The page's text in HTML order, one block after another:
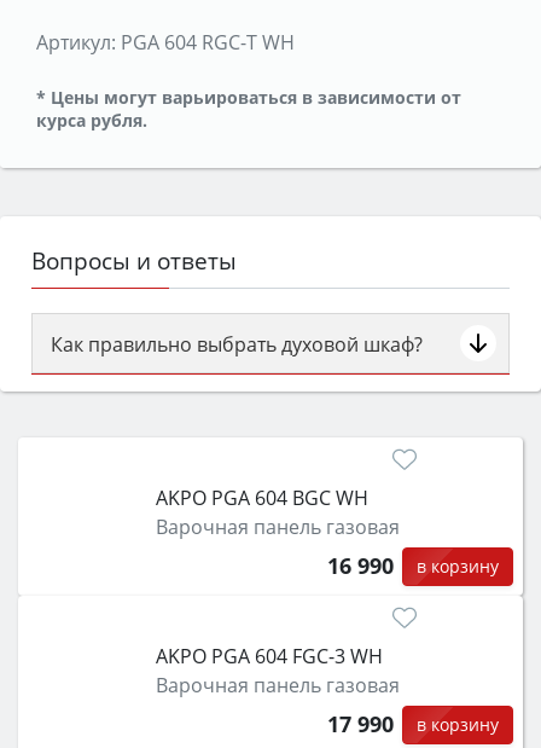
Артикул: PGA 604 RGC-T WH
* Цены могут варьироваться в зависимости от
курса рубля.
Вопросы и ответы
Как правильно выбрать духовой шкаф?
Сначала определитесь с типом (газовый или
затем смотрите на объём 50–70 л для семьи,
функции (конвекция, гриль, самоочистка,
защита от детей).
AKPO PGA 604 BGC WH
Варочная панель газовая
16 990 в корзину
AKPO PGA 604 FGC-3 WH
Варочная панель газовая
17 990 в корзину